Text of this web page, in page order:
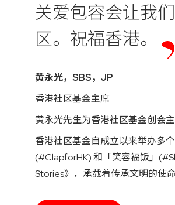
关爱包容会让我
区。祝福香港。
黄永光，SBS，JP
香港社区基金主席
黄永光先生为香港社区基金创会
香港社区基金自成立以来举办多
(#ClapforHK) 和「笑容福饭」
Stories》，承载着传承文明的使